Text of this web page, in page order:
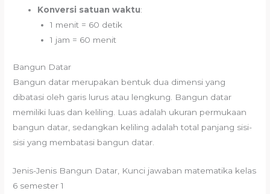
Konversi satuan waktu:
1 menit = 60 detik
1 jam = 60 menit
Bangun Datar
Bangun datar merupakan bentuk dua dimensi yang
dibatasi oleh garis lurus atau lengkung. Bangun datar
memiliki luas dan keliling. Luas adalah ukuran permukaan
bangun datar, sedangkan keliling adalah total panjang sisi-
sisi yang membatasi bangun datar.
Jenis-Jenis Bangun Datar, Kunci jawaban matematika kelas
6 semester 1